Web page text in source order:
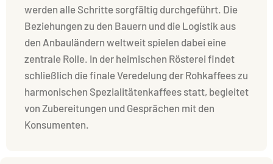
werden alle Schritte sorgfältig durchgeführt. Die
Beziehungen zu den Bauern und die Logistik aus
den Anbauländern weltweit spielen dabei eine
zentrale Rolle. In der heimischen Rösterei findet
schließlich die finale Veredelung der Rohkaffees zu
harmonischen Spezialitätenkaffees statt, begleitet
von Zubereitungen und Gesprächen mit den
Konsumenten.